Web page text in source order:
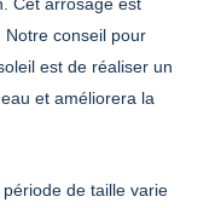
Notre conseil pour
est de réaliser un
et améliorera la
de taille varie